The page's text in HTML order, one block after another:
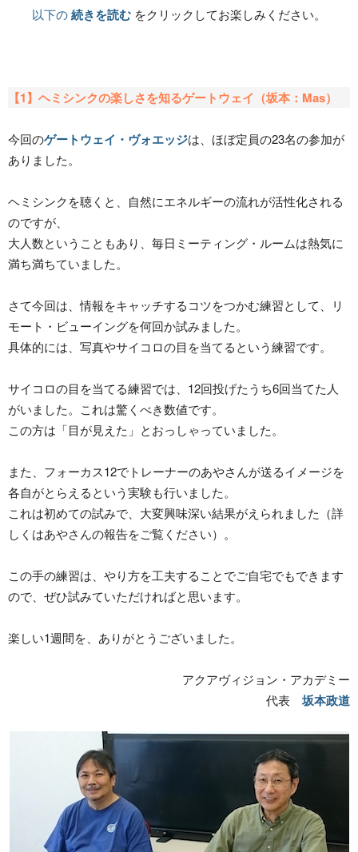
以下の続きを読む をクリックしてお楽しみください。
【1】ヘミシンクの楽しさを知るゲートウェイ（坂本：Mas）
今回のゲートウェイ・ヴォエッジは、ほぼ定員の23名の参加が
ありました。
ヘミシンクを聴くと、自然にエネルギーの流れが活性化される
のですが、
大人数ということもあり、毎日ミーティング・ルームは熱気に
満ち満ちていました。
さて今回は、情報をキャッチするコツをつかむ練習として、リ
モート・ビューイングを何回か試みました。
具体的には、写真やサイコロの目を当てるという練習です。
サイコロの目を当てる練習では、12回投げたうち6回当てた人
がいました。これは驚くべき数値です。
この方は「目が見えた」とおっしゃっていました。
また、フォーカス12でトレーナーのあやさんが送るイメージを
各自がとらえるという実験も行いました。
これは初めての試みで、大変興味深い結果がえられました（詳
しくはあやさんの報告をご覧ください）。
この手の練習は、やり方を工夫することでご自宅でもできます
ので、ぜひ試みていただければと思います。
楽しい1週間を、ありがとうございました。
アクアヴィジョン・アカデミー
代表坂本政道